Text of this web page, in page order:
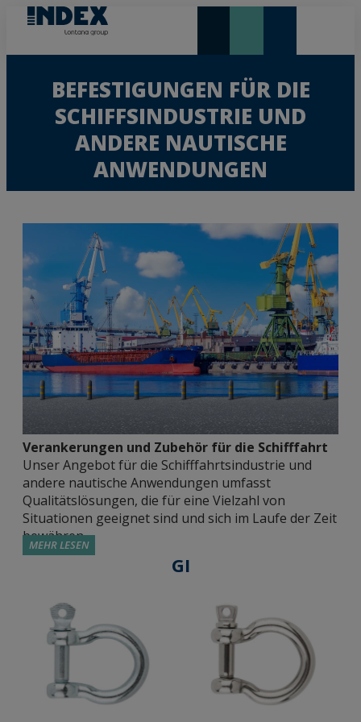
BEFESTIGUNGEN FÜR DIE
SCHIFFSINDUSTRIE UND
ANDERE NAUTISCHE
ANWENDUNGEN
Verankerungen und Zubehör für die Schifffahrt
Unser Angebot für die Schifffahrtsindustrie und
andere nautische Anwendungen umfasst
Qualitätslösungen, die für eine Vielzahl von
Situationen geeignet sind und sich im Laufe der Zeit
bewähren.
Schifffahrtsindustrie verschiedene Optionen für
hochleistungsfähige Befestigungen. Wir haben
Spreizdübel mit Außengewinde (MT), Spreizdübel
mit Innengewinde (HE), Schrauben für die direkte
Befestigung in Beton (TH/TF) oder für schwere
Lasten (SL). Sie sind von unabhängigen
MEHR LESEN
GI